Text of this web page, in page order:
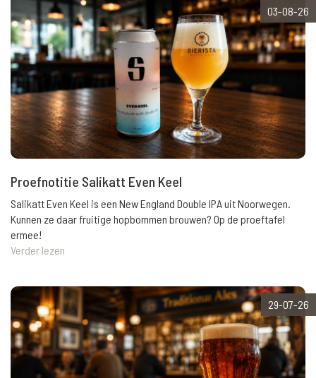
03-08-26
Proefnotitie Salikatt Even Keel
Salikatt Even Keel is een New England Double IPA uit Noorwegen.
Kunnen ze daar fruitige hopbommen brouwen? Op de proeftafel
ermee!
Verder lezen
29-07-26